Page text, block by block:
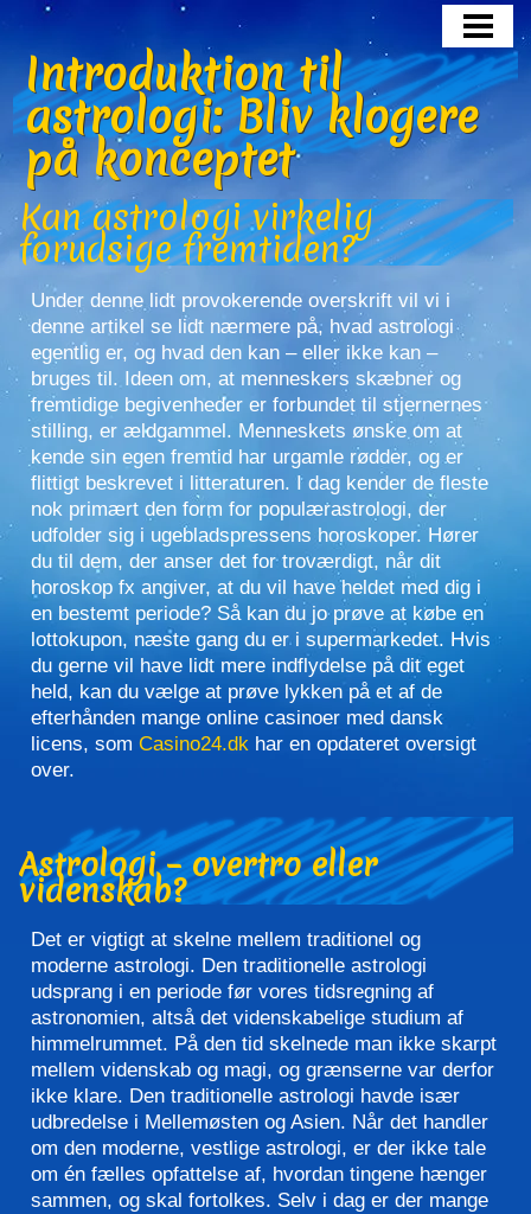
Introduktion til
astrologi: Bliv klogere
på konceptet
Kan astrologi virkelig
forudsige fremtiden?
Under denne lidt provokerende overskrift vil vi i
denne artikel se lidt nærmere på, hvad astrologi
egentlig er, og hvad den kan – eller ikke kan –
bruges til. Ideen om, at menneskers skæbner og
fremtidige begivenheder er forbundet til stjernernes
stilling, er ældgammel. Menneskets ønske om at
kende sin egen fremtid har urgamle rødder, og er
flittigt beskrevet i litteraturen. I dag kender de fleste
nok primært den form for populærastrologi, der
udfolder sig i ugebladspressens horoskoper. Hører
du til dem, der anser det for troværdigt, når dit
horoskop fx angiver, at du vil have heldet med dig i
en bestemt periode? Så kan du jo prøve at købe en
lottokupon, næste gang du er i supermarkedet. Hvis
du gerne vil have lidt mere indflydelse på dit eget
held, kan du vælge at prøve lykken på et af de
efterhånden mange online casinoer med dansk
licens, som Casino24.dk har en opdateret oversigt
over.
Astrologi – overtro eller
videnskab?
Det er vigtigt at skelne mellem traditionel og
moderne astrologi. Den traditionelle astrologi
udsprang i en periode før vores tidsregning af
astronomien, altså det videnskabelige studium af
himmelrummet. På den tid skelnede man ikke skarpt
mellem videnskab og magi, og grænserne var derfor
ikke klare. Den traditionelle astrologi havde især
udbredelse i Mellemøsten og Asien. Når det handler
om den moderne, vestlige astrologi, er der ikke tale
om én fælles opfattelse af, hvordan tingene hænger
sammen, og skal fortolkes. Selv i dag er der mange